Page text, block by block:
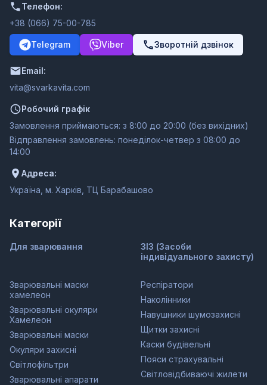
Телефон:
+38 (066) 75-00-785
Telegram Viber Зворотній дзвінок
Email:
moc.ativakravs@ativ
Робочий графік
Замовлення приймаються: з 8:00 до 20:00 (без вихідних)
Відправлення замовлень: понеділок-четвер з 08:00 до
14:00
Адреса:
Україна, м. Харків, ТЦ Барабашово
Категорії
Для зварювання
Зварювальні маски
хамелеон
Зварювальні окуляри
Хамелеон
Зварювальні маски
Окуляри захисні
Світлофільтри
Зварювальні апарати
ЗІЗ (Засоби
індивідуального захисту)
Респіратори
Наколінники
Навушники шумозахисні
Щитки захисні
Каски будівельні
Пояси страхувальні
Світловідбиваючі жилети